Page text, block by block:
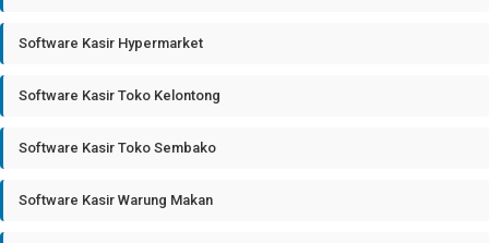
Software Kasir Hypermarket
Software Kasir Toko Kelontong
Software Kasir Toko Sembako
Software Kasir Warung Makan